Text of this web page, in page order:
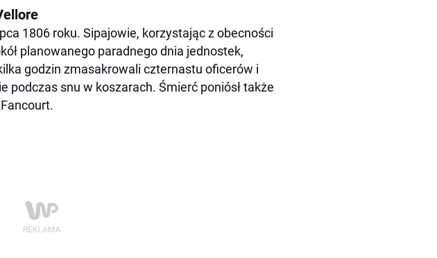
1806 roku. Sipajowie, korzystając z obecności
planowanego paradnego dnia jednostek,
godzin zmasakrowali czternastu oficerów i
podczas snu w koszarach. Śmierć poniósł także